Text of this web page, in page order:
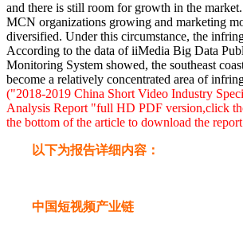
and there is still room for growth in the
MCN organizations growing and marketing
diversified. Under this circumstance, the
According to the data of iiMedia Big Data
Monitoring System showed, the southeast
become a relatively concentrated area of
("2018-2019 China Short Video Industry
Analysis Report "full HD PDF version,click
the bottom of the article to download the
以下为报告详细内容：
中国短视频产业链